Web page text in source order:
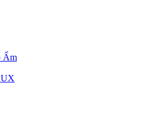
Ẩm